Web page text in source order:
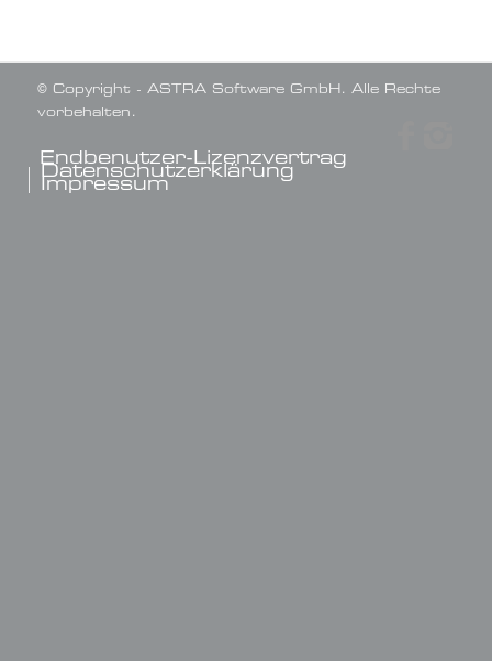
© Copyright - ASTRA Software GmbH. Alle Rechte
vorbehalten.
Endbenutzer-Lizenzvertrag
Datenschutzerklärung
Impressum